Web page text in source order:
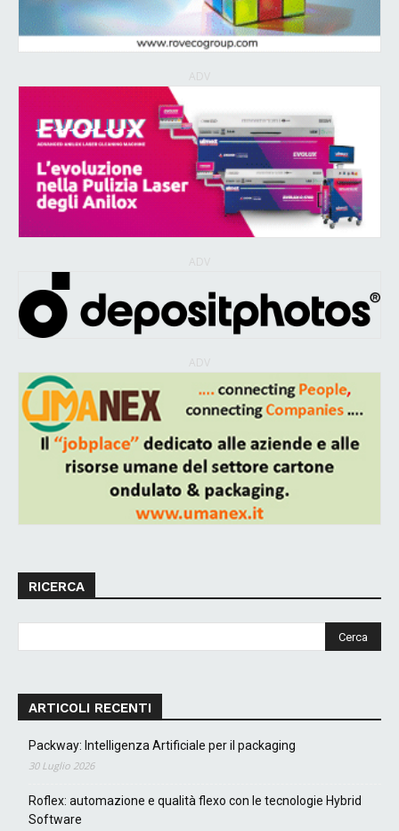
RICERCA
ARTICOLI RECENTI
Packway: Intelligenza Artificiale per il packaging
30 Luglio 2026
Roflex: automazione e qualità flexo con le tecnologie Hybrid
Software